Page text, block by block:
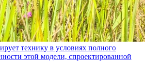
технику в условиях полного
этой модели, спроектированной